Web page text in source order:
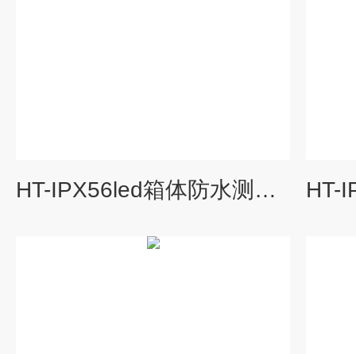
HT-IPX56led箱体防水测试实验箱